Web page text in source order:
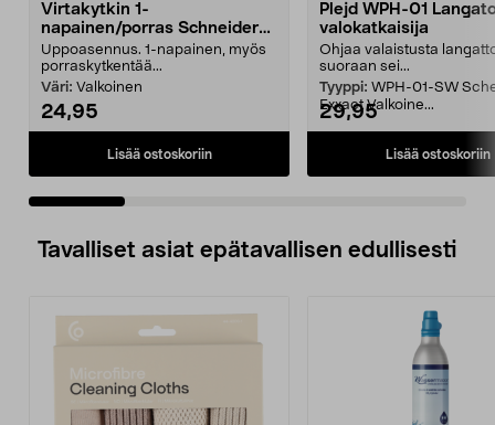
Virtakytkin 1-
napainen/porras Schneider
Renova
Uppoasennus. 1-napainen, myös
porraskytkentää...
Väri: Valkoinen
24,95
Lisää ostoskoriin
Plejd WPH-01
valokatkaisija
Ohjaa valaistusta
suoraan sei...
Tyyppi: WPH-01-SW
Exxact Valkoine...
29,95
Lisää ostoskoriin
Tavalliset asiat epätavallisen edullisesti